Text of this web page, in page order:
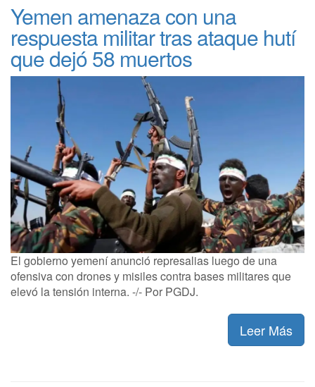
Yemen amenaza con una
respuesta militar tras ataque hutí
que dejó 58 muertos
El gobierno yemení anunció represalias luego de una
ofensiva con drones y misiles contra bases militares que
elevó la tensión interna. -/- Por PGDJ.
Leer Más